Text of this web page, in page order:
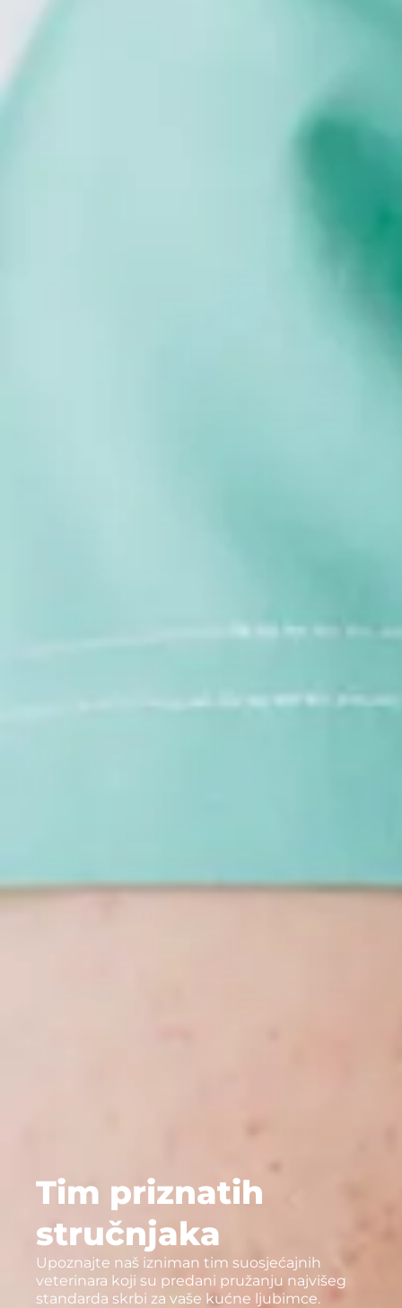
Tim priznatih
stručnjaka
Upoznajte naš izniman tim suosjećajnih
veterinara koji su predani pružanju najvišeg
standarda skrbi za vaše kućne ljubimce.